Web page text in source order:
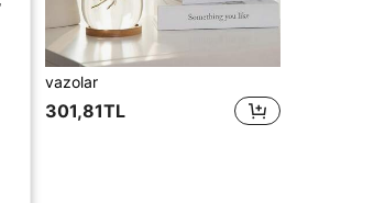
vazolar
301,81TL